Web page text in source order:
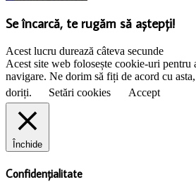
Se încarcă, te rugăm să aștepți!
Acest lucru durează câteva secunde
Acest site web folosește cookie-uri pentru
navigare. Ne dorim să fiți de acord cu
doriți.
Setări cookies Accept
Închide
Confidențialitate